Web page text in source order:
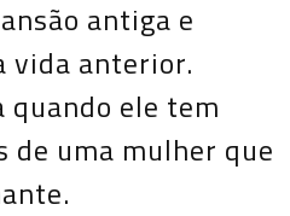
antiga e
vida anterior.
quando ele tem
de uma mulher que